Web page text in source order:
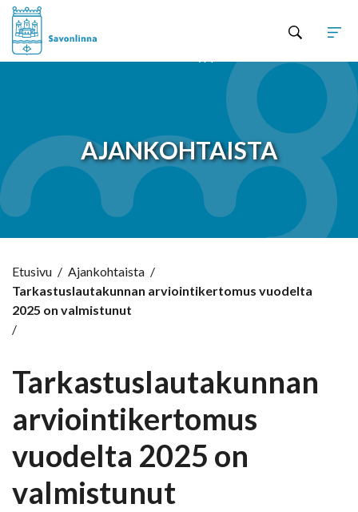
AJANKOHTAISTA
Etusivu / Ajankohtaista /
Tarkastuslautakunnan arviointikertomus vuodelta
2025 on valmistunut
/
Tarkastuslautakunnan
arviointikertomus
vuodelta 2025 on
valmistunut